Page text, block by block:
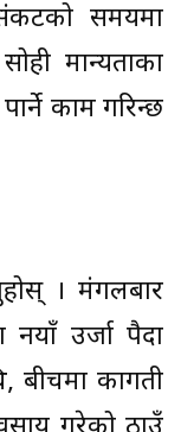
समयमा
मान्यताका
काम गरिन्छ
। मंगलबार
नयाँ उर्जा पैदा
बीचमा कागती